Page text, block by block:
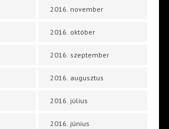
2016. november
2016. október
2016. szeptember
2016. augusztus
2016. július
2016. június